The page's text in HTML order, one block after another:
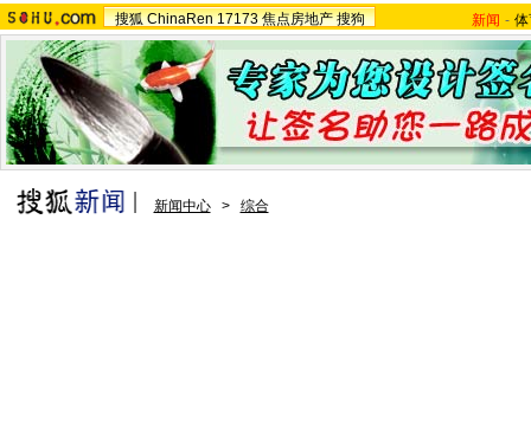
搜狐 ChinaRen 17173 焦点房地产 搜狗 新闻 -
新闻中心 > 综合